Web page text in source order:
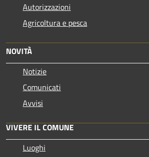
Autorizzazioni
Agricoltura e pesca
NOVITÀ
Notizie
Comunicati
Avvisi
VIVERE IL COMUNE
Luoghi